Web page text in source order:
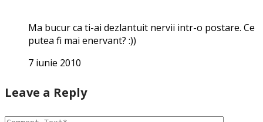
Ma bucur ca ti-ai dezlantuit nervii intr-o postare. Ce
putea fi mai enervant? :))
7 iunie 2010
Leave a Reply